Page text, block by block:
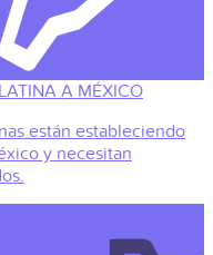
A MÉXICO
están estableciendo
y necesitan